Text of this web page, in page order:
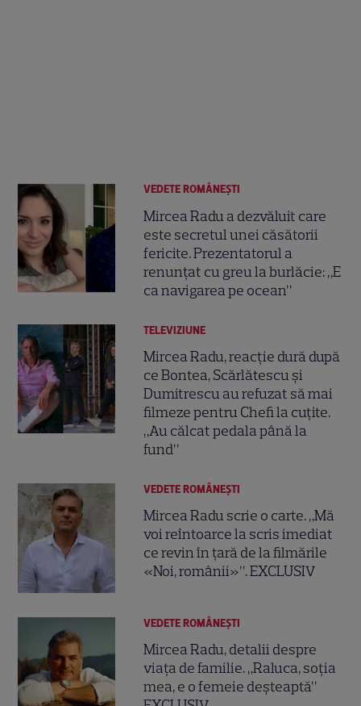
VEDETE ROMÂNEŞTI
Mircea Radu a dezvăluit care
este secretul unei căsătorii
fericite. Prezentatorul a
renunțat cu greu la burlăcie: „E
ca navigarea pe ocean”
TELEVIZIUNE
Mircea Radu, reacție dură după
ce Bontea, Scărlătescu și
Dumitrescu au refuzat să mai
filmeze pentru Chefi la cuțite.
„Au călcat pedala până la
fund”
VEDETE ROMÂNEŞTI
Mircea Radu scrie o carte. „Mă
voi reîntoarce la scris imediat
ce revin în țară de la filmările
«Noi, românii»”. EXCLUSIV
VEDETE ROMÂNEŞTI
Mircea Radu, detalii despre
viața de familie. „Raluca, soția
mea, e o femeie deșteaptă”